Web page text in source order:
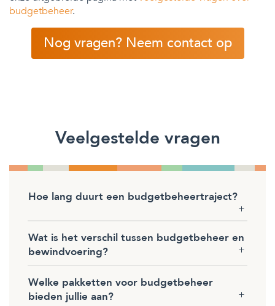
budgetbeheer.
Nog vragen? Neem contact op
Veelgestelde vragen
Hoe lang duurt een budgetbeheertraject?
Wat is het verschil tussen budgetbeheer en
bewindvoering?
Welke pakketten voor budgetbeheer
bieden jullie aan?